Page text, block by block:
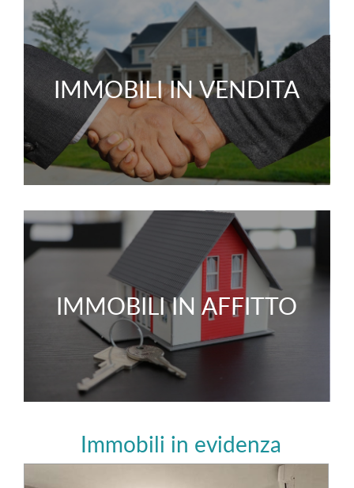
IMMOBILI IN VENDITA
IMMOBILI IN AFFITTO
Immobili in evidenza